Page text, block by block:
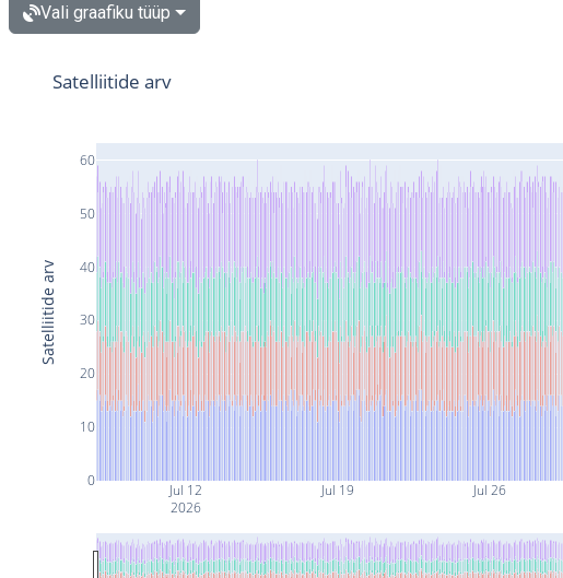
Vali graafiku tüüp
Jul 12
2026
Jul 19 Jul 26
0
10
20
30
40
50
60
Satelliitide arv
Satelliitide arv